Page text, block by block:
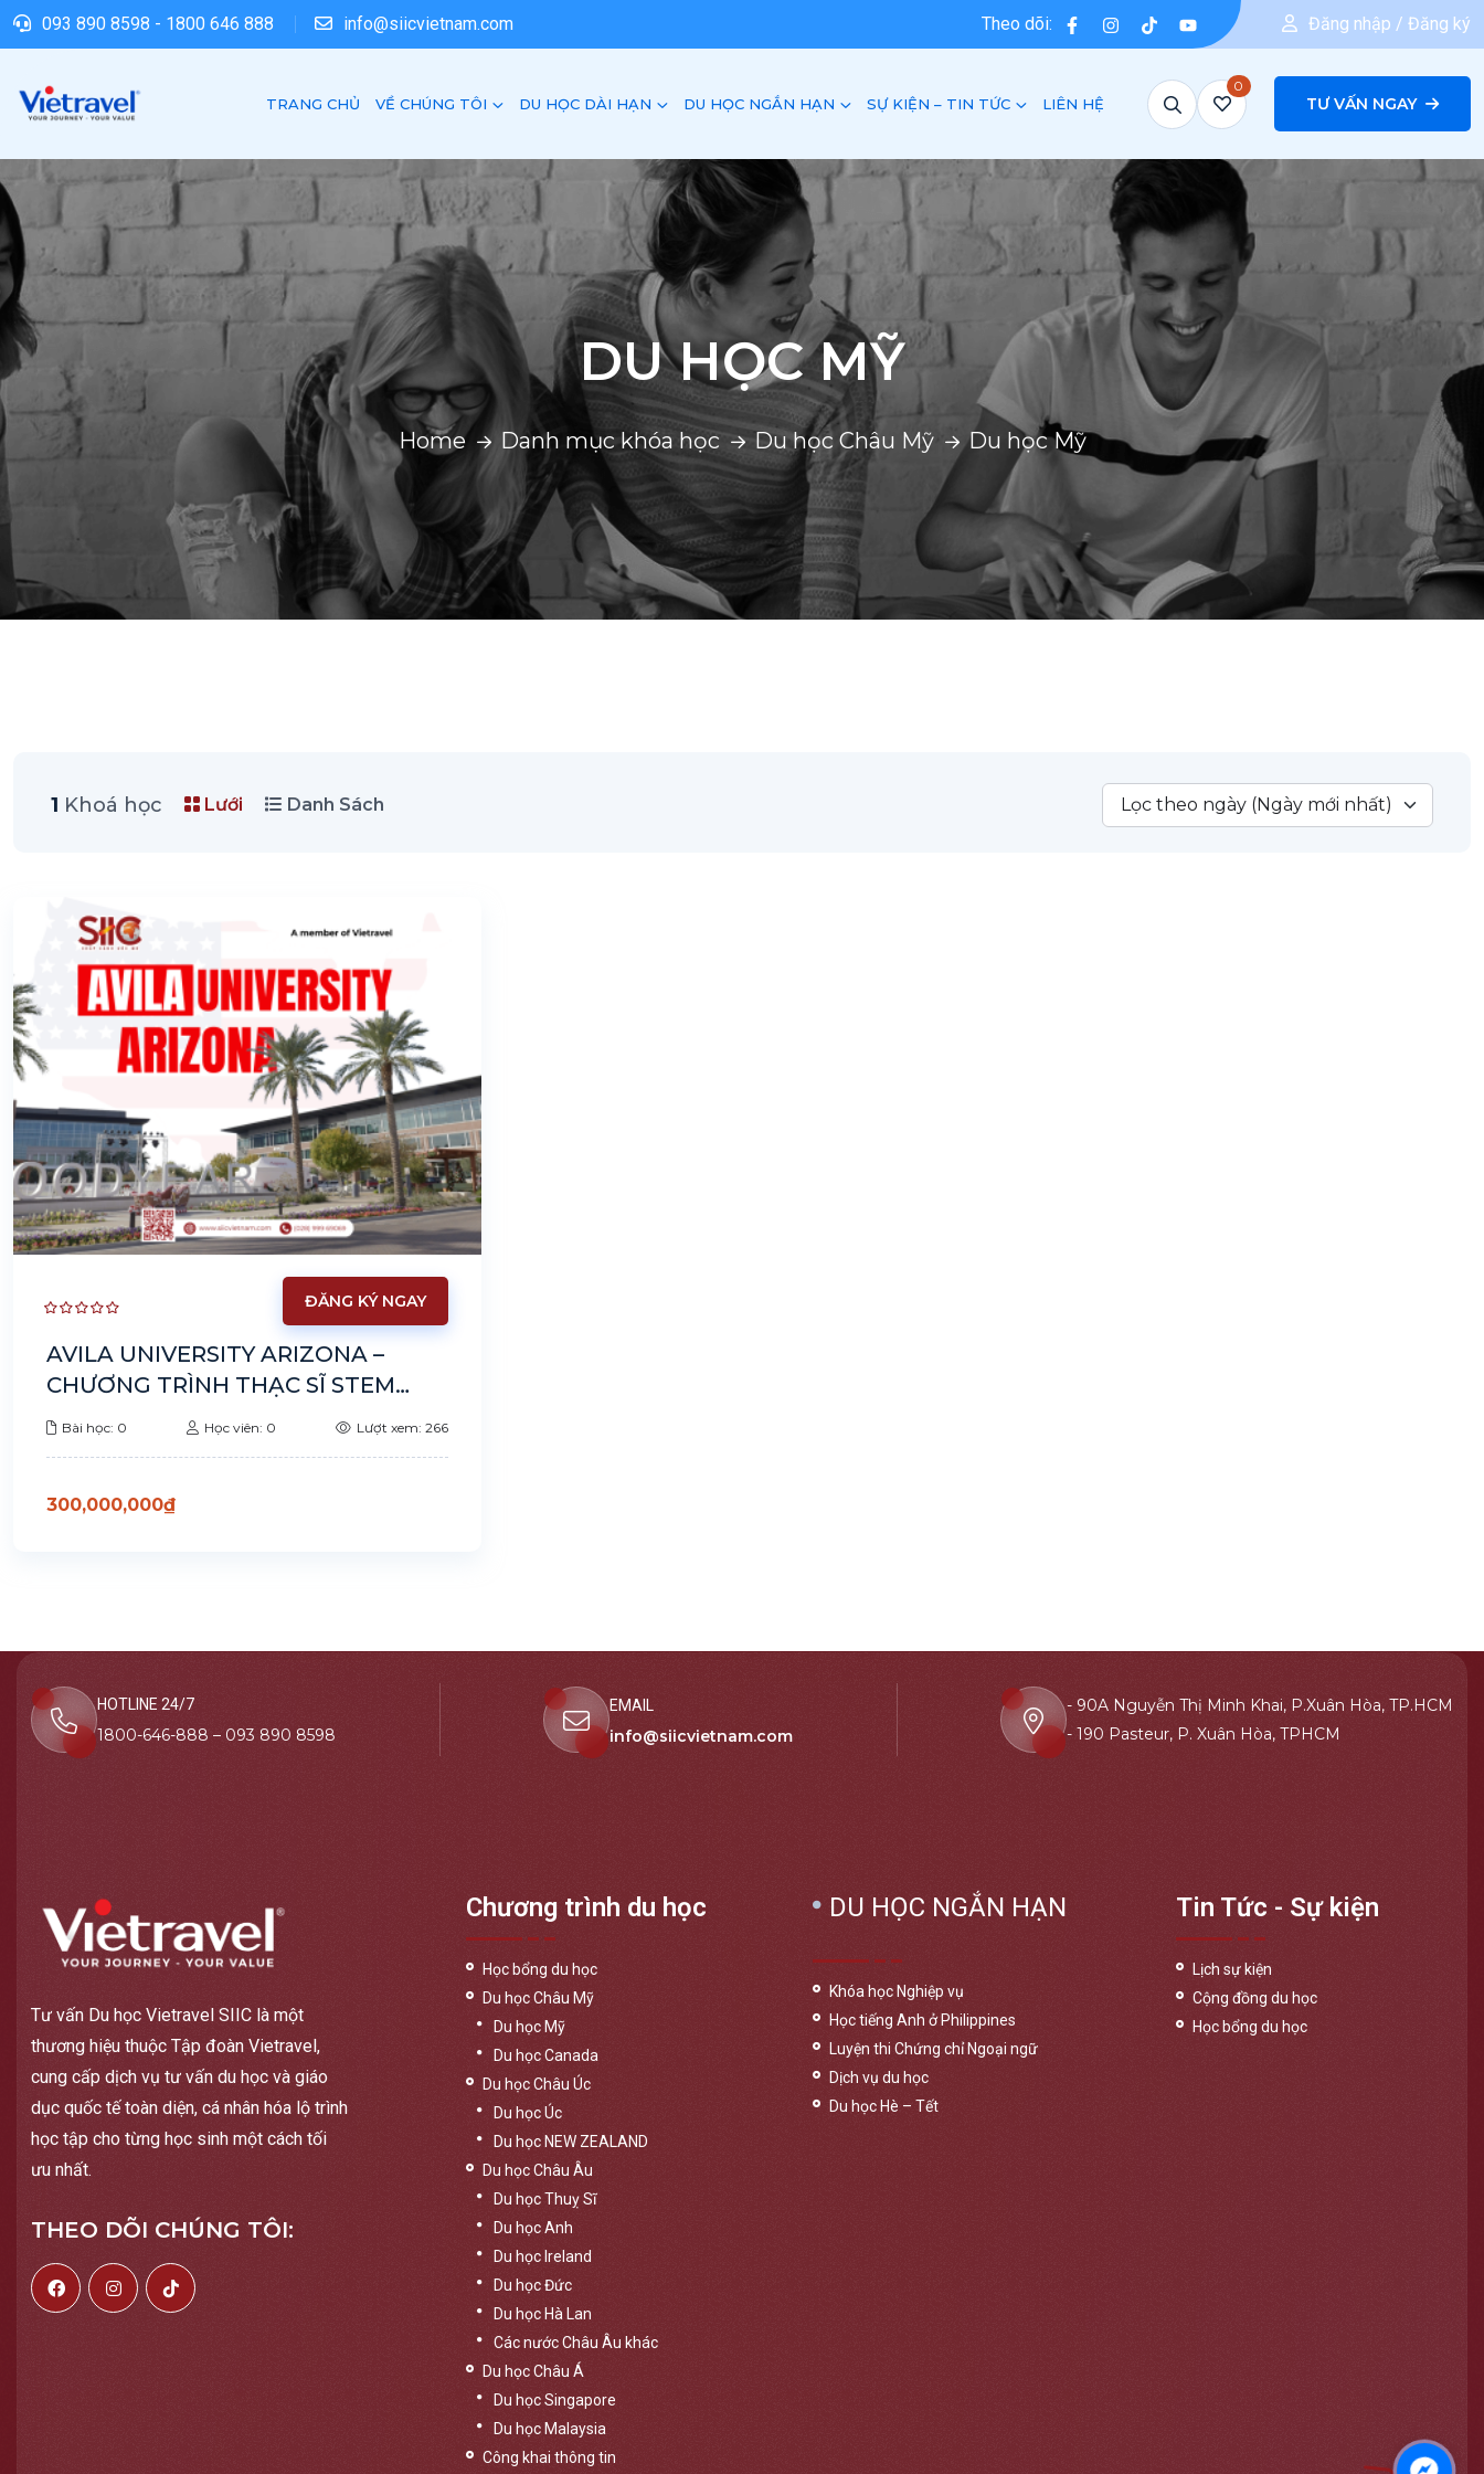
093 890 8598 - 1800 646 888 info@siicvietnam.com Theo dõi: Đăng nhập / Đăng ký
TRANG CHỦ VỀ CHÚNG TÔI DU HỌC DÀI HẠN DU HỌC NGẮN HẠN SỰ KIỆN – TIN TỨC LIÊN HỆ
0
TƯ VẤN NGAY
DU HỌC MỸ
Home Danh mục khóa học Du học Châu Mỹ Du học Mỹ
1 Khoá học Lưới Danh Sách Lọc theo ngày (Ngày mới nhất)
ĐĂNG KÝ NGAY
AVILA UNIVERSITY ARIZONA –
CHƯƠNG TRÌNH THẠC SĨ STEM
HÀNG ĐẦU TẠI MỸ
Bài học: 0 Học viên: 0 Lượt xem: 266
300,000,000₫
HOTLINE 24/7
1800-646-888 – 093 890 8598
EMAIL
info@siicvietnam.com
- 90A Nguyễn Thị Minh Khai, P.Xuân Hòa, TP.HCM
- 190 Pasteur, P. Xuân Hòa, TPHCM
Tư vấn Du học Vietravel SIIC là một
thương hiệu thuộc Tập đoàn Vietravel,
cung cấp dịch vụ tư vấn du học và giáo
dục quốc tế toàn diện, cá nhân hóa lộ trình
học tập cho từng học sinh một cách tối
ưu nhất.
THEO DÕI CHÚNG TÔI:
Chương trình du học
Học bổng du học
Du học Châu Mỹ
Du học Mỹ
Du học Canada
Du học Châu Úc
Du học Úc
Du học NEW ZEALAND
Du học Châu Âu
Du học Thuỵ Sĩ
Du học Anh
Du học Ireland
Du học Đức
Du học Hà Lan
Các nước Châu Âu khác
Du học Châu Á
Du học Singapore
Du học Malaysia
Công khai thông tin
DU HỌC NGẮN HẠN
Khóa học Nghiệp vụ
Học tiếng Anh ở Philippines
Luyện thi Chứng chỉ Ngoại ngữ
Dịch vụ du học
Du học Hè – Tết
Tin Tức - Sự kiện
Lịch sự kiện
Cộng đồng du học
Học bổng du học